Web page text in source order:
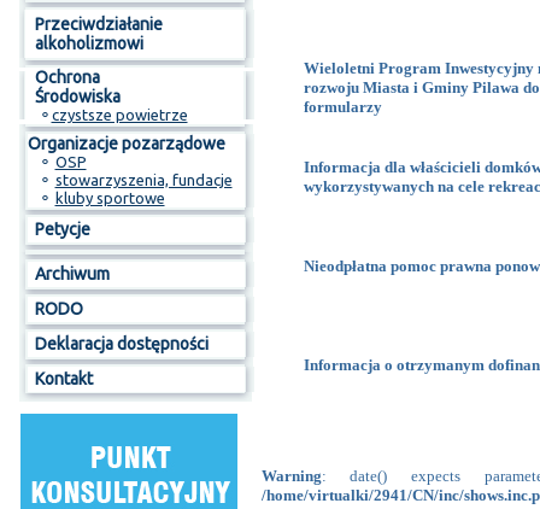
Przeciwdziałanie
alkoholizmowi
Ochrona
Środowiska
⚬ czystsze powietrze
Organizacje pozarządowe
⚬ OSP
⚬ stowarzyszenia, fundacje
⚬ kluby sportowe
Petycje
Archiwum
RODO
Deklaracja dostępności
Kontakt
Wieloletni Program Inwestycyjny
rozwoju Miasta i Gminy Pilawa
formularzy
Informacja dla właścicieli
wykorzystywanych na cele
Nieodpłatna pomoc prawna
Informacja o otrzymanym
Warning: date() expects
/home/virtualki/2941/CN/inc/